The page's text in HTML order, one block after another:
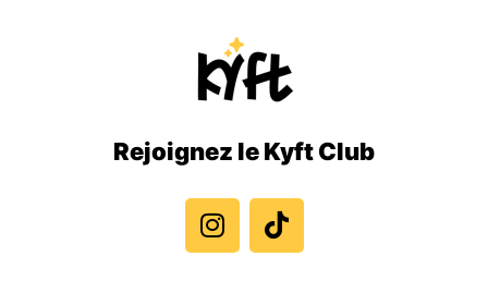
Rejoignez le Kyft Club
n
s
t
i
k
t